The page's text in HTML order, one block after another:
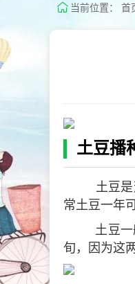
当前位置： 首
土豆播
土豆
常土豆一年
土豆
旬，因为这